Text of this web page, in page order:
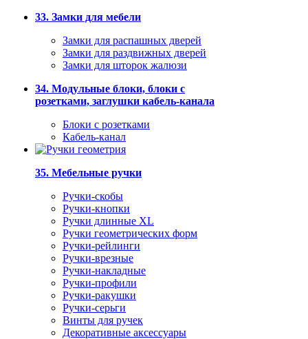
33. Замки для мебели
Замки для распашных дверей
Замки для раздвижных дверей
Замки для шторок жалюзи
34. Модульные блоки, блоки с
розетками, заглушки кабель-канала
Блоки с розетками
Кабель-канал
35. Мебельные ручки
Ручки-скобы
Ручки-кнопки
Ручки длинные XL
Ручки геометрических форм
Ручки-рейлинги
Ручки-врезные
Ручки-накладные
Ручки-профили
Ручки-ракушки
Ручки-серьги
Винты для ручек
Декоративные аксессуары